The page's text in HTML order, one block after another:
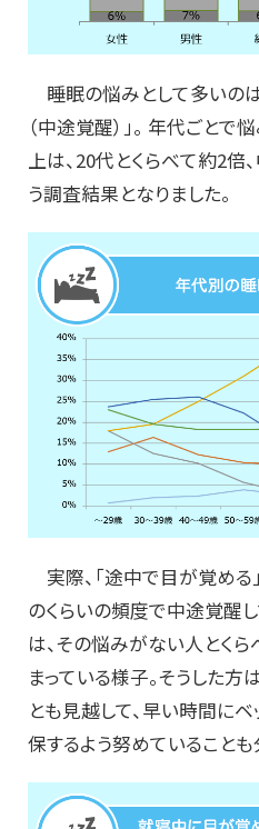
睡眠の悩みとして多いの
（中途覚醒）」。 年代ごと
上は、20代とくらべて約2倍
う調査結果となりました。
実際、「途中で目が覚める
のくらいの頻度で中途覚醒
は、その悩みがない人とく
まっている様子。そうした方
とも見越して、早い時間に
保するよう努めていることも